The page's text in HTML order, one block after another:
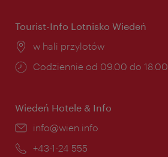
Tourist-Info Lotnisko Wiedeń
Miejsce:
w hali przylotów
Godziny
Codziennie od 09.00 do 18.00
Wiedeń Hotele & Info
E-
info@wien.info
Telefon:
+43-1-24 555